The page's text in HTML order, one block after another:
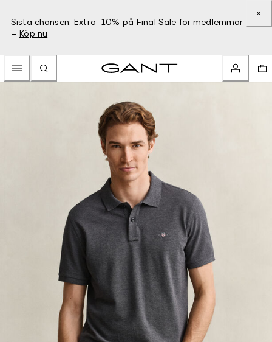
Sista chansen: Extra -10% på Final Sale för medlemmar
– Köp nu